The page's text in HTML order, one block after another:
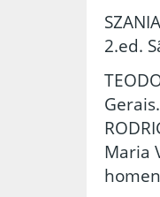
2.ed.
Maria